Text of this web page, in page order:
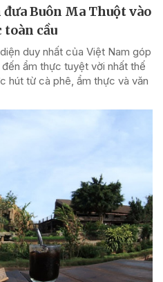
Buôn Ma Thuột vào
cầu
duy nhất của Việt Nam góp
ẩm thực tuyệt vời nhất thế
hút từ cà phê, ẩm thực và văn